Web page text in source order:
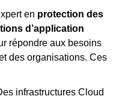
en protection des
d’application
répondre aux besoins
des organisations. Ces
infrastructures Cloud